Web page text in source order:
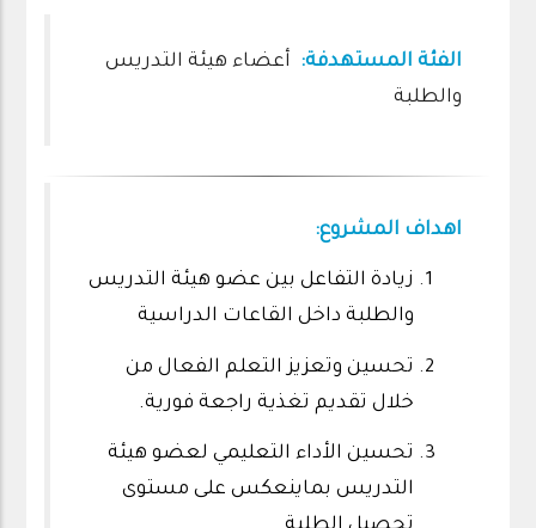
الفئة المستهدفة:
أعضاء هيئة التدريس
والطلبة
اهداف المشروع:
زيادة التفاعل بين عضو هيئة التدريس
والطلبة داخل القاعات الدراسية
تحسين وتعزيز التعلم الفعال من
خلال تقديم تغذية راجعة فورية.
تحسين الأداء التعليمي لعضو هيئة
التدريس بماينعكس على مستوى